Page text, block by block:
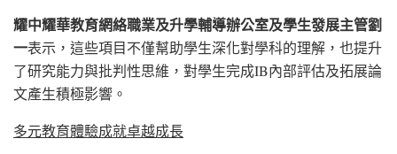
耀中耀華教育網絡職業及升學輔導辦公室及學生發展主管劉
一表示，這些項目不僅幫助學生深化對學科的理解，也提升
了研究能力與批判性思維，對學生完成IB內部評估及拓展論
文產生積極影響。
多元教育體驗成就卓越成長